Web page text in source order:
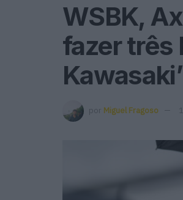
WSBK,
fazer três
Kawasaki’
por Miguel Fragoso